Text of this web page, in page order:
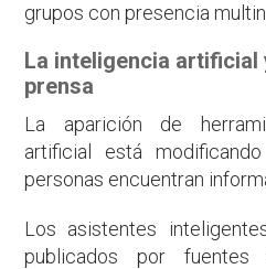
grupos con presencia
La inteligencia artificial
prensa
La aparición de
artificial está
personas encuentran
Los asistentes
publicados por fuentes